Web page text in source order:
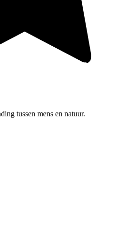
tussen mens en natuur.